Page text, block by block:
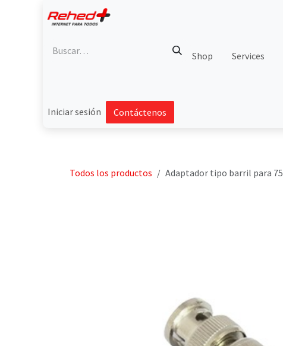
Shop Services
Iniciar sesión Contáctenos
Todos los productos Adaptador tipo barril para